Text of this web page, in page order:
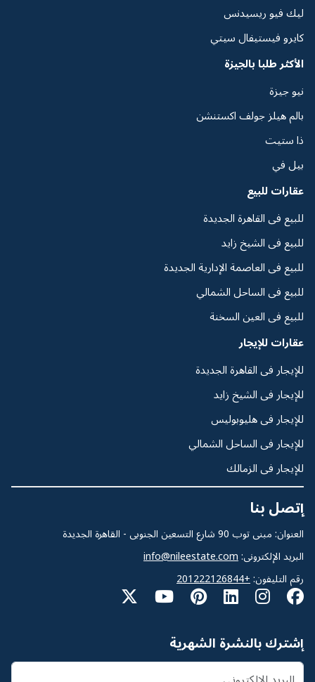
ليك فيو ريسيدنس
كايرو فيستيفال سيتي
الأكثر طلبا بالجيزة
نيو جيزة
بالم هيلز جولف اكستنشن
ذا ستيت
بيل في
عقارات للبيع
للبيع فى القاهرة الجديدة
للبيع فى الشيخ زايد
للبيع فى العاصمة الإدارية الجديدة
للبيع فى الساحل الشمالي
للبيع فى العين السخنة
عقارات للإيجار
للإيجار فى القاهرة الجديدة
للإيجار فى الشيخ زايد
للإيجار فى هليوبوليس
للإيجار فى الساحل الشمالي
للإيجار فى الزمالك
إتصل بنا
العنوان: مبنى توب 90 شارع التسعين الجنوبى - القاهرة الجديدة
البريد الإلكترونى: info@nileestate.com
رقم التليفون: +201222126844
إشترك بالنشرة الشهرية